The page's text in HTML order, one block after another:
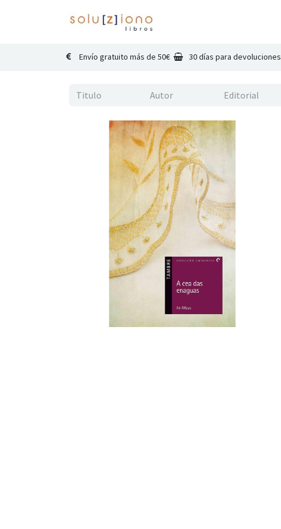
Envío gratuito más de 50€ 30 días para devoluciones